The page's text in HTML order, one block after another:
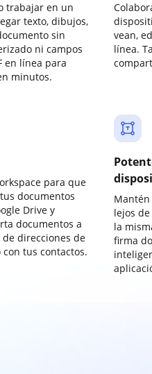
trabajar en un
texto, dibujos,
sin
ni campos
en línea para
minutos.
vean,
línea.
para que
documentos
Drive y
documentos a
direcciones de
tus contactos.
lejos
la
firma